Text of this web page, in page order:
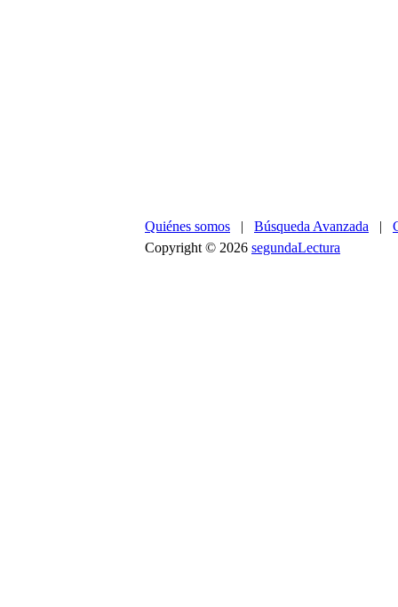
Quiénes somos | Búsqueda Avanzada |
Copyright © 2026 segundaLectura